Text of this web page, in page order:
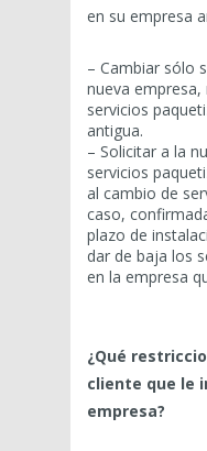
en su empresa
– Cambiar sólo
nueva
servicios
antigua.
– Solicitar a la
servicios
al cambio de
caso,
plazo de
dar de baja los
en la empresa
¿Qué
cliente que le
empresa?